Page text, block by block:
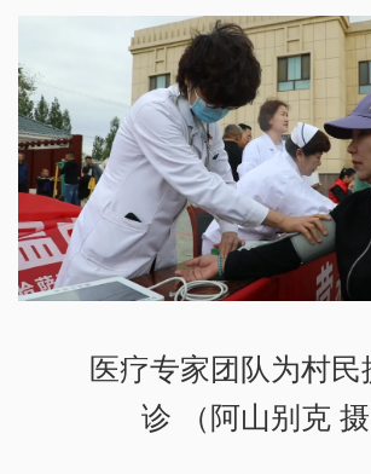
医疗专家团队为村民
诊 （阿山别克 摄